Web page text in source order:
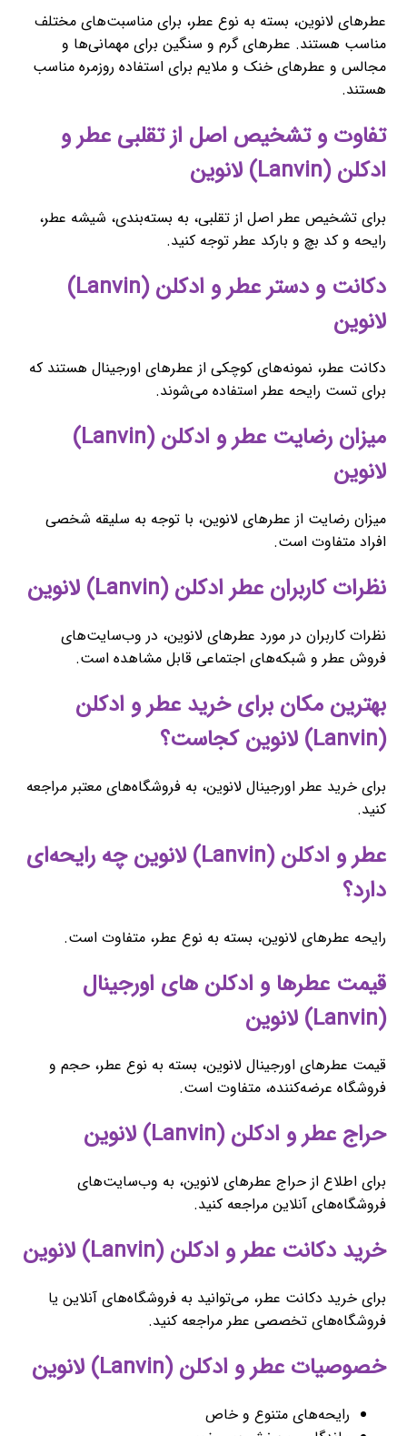
عطرهای لانوین، بسته به نوع عطر، برای مناسبت‌های مختلف
مناسب هستند. عطرهای گرم و سنگین برای مهمانی‌ها و
مجالس و عطرهای خنک و ملایم برای استفاده روزمره مناسب
هستند.
تفاوت و تشخیص اصل از تقلبی عطر و
ادکلن (Lanvin) لانوین
برای تشخیص عطر اصل از تقلبی، به بسته‌بندی، شیشه عطر،
رایحه و کد بچ و بارکد عطر توجه کنید.
دکانت و دستر عطر و ادکلن (Lanvin)
لانوین
دکانت عطر، نمونه‌های کوچکی از عطرهای اورجینال هستند که
برای تست رایحه عطر استفاده می‌شوند.
میزان رضایت عطر و ادکلن (Lanvin)
لانوین
میزان رضایت از عطرهای لانوین، با توجه به سلیقه شخصی
افراد متفاوت است.
نظرات کاربران عطر ادکلن (Lanvin) لانوین
نظرات کاربران در مورد عطرهای لانوین، در وب‌سایت‌های
فروش عطر و شبکه‌های اجتماعی قابل مشاهده است.
بهترین مکان برای خرید عطر و ادکلن
(Lanvin) لانوین کجاست؟
برای خرید عطر اورجینال لانوین، به فروشگاه‌های معتبر مراجعه
کنید.
عطر و ادکلن (Lanvin) لانوین چه رایحه‌ای
دارد؟
رایحه عطرهای لانوین، بسته به نوع عطر، متفاوت است.
قیمت عطرها و ادکلن های اورجینال
(Lanvin) لانوین
قیمت عطرهای اورجینال لانوین، بسته به نوع عطر، حجم و
فروشگاه عرضه‌کننده، متفاوت است.
حراج عطر و ادکلن (Lanvin) لانوین
برای اطلاع از حراج عطرهای لانوین، به وب‌سایت‌های
فروشگاه‌های آنلاین مراجعه کنید.
خرید دکانت عطر و ادکلن (Lanvin) لانوین
برای خرید دکانت عطر، می‌توانید به فروشگاه‌های آنلاین یا
فروشگاه‌های تخصصی عطر مراجعه کنید.
خصوصیات عطر و ادکلن (Lanvin) لانوین
رایحه‌های متنوع و خاص